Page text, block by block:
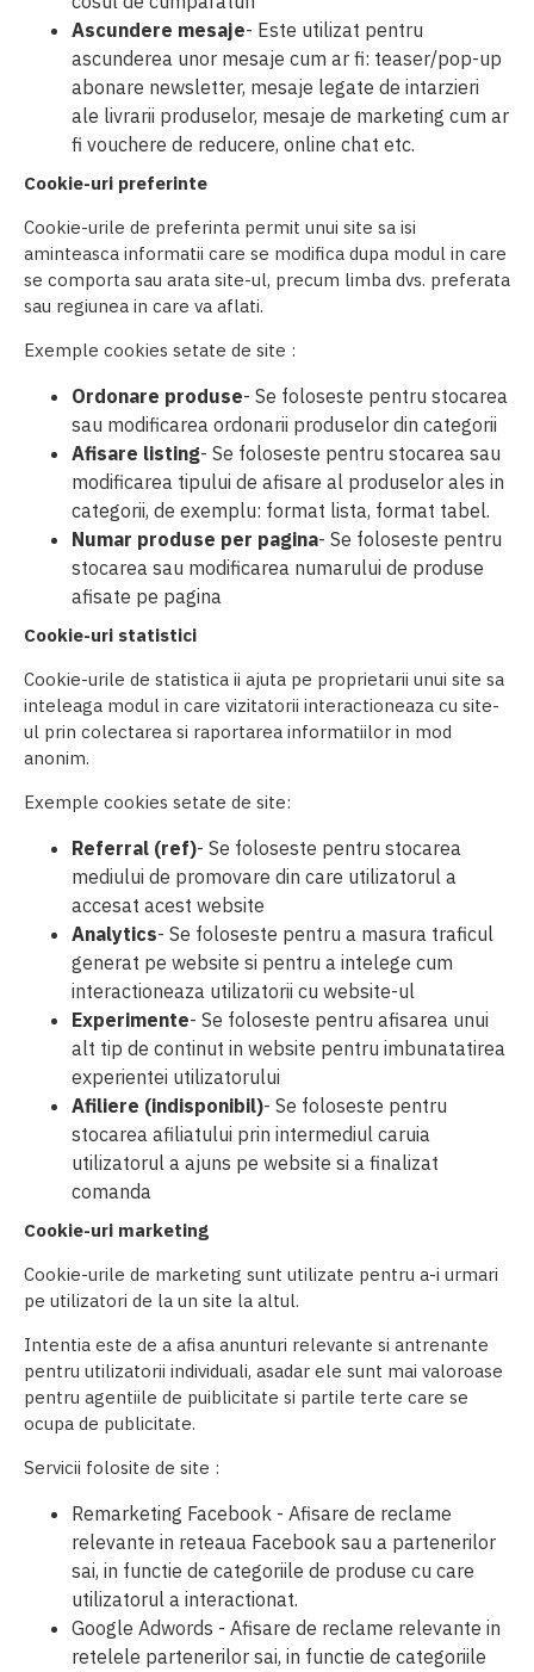
Ascundere mesaje- Este utilizat pentru
ascunderea unor mesaje cum ar fi: teaser/pop-up
abonare newsletter, mesaje legate de intarzieri
ale livrarii produselor, mesaje de marketing cum ar
fi vouchere de reducere, online chat etc.
Cookie-uri preferinte
Cookie-urile de preferinta permit unui site sa isi
aminteasca informatii care se modifica dupa modul in care
se comporta sau arata site-ul, precum limba dvs. preferata
sau regiunea in care va aflati.
Exemple cookies setate de site :
Ordonare produse- Se foloseste pentru stocarea
sau modificarea ordonarii produselor din categorii
Afisare listing- Se foloseste pentru stocarea sau
modificarea tipului de afisare al produselor ales in
categorii, de exemplu: format lista, format tabel.
Numar produse per pagina- Se foloseste pentru
stocarea sau modificarea numarului de produse
afisate pe pagina
Cookie-uri statistici
Cookie-urile de statistica ii ajuta pe proprietarii unui site sa
inteleaga modul in care vizitatorii interactioneaza cu site-
ul prin colectarea si raportarea informatiilor in mod
anonim.
Exemple cookies setate de site:
Referral (ref)- Se foloseste pentru stocarea
mediului de promovare din care utilizatorul a
accesat acest website
Analytics- Se foloseste pentru a masura traficul
generat pe website si pentru a intelege cum
interactioneaza utilizatorii cu website-ul
Experimente- Se foloseste pentru afisarea unui
alt tip de continut in website pentru imbunatatirea
experientei utilizatorului
Afiliere (indisponibil)- Se foloseste pentru
stocarea afiliatului prin intermediul caruia
utilizatorul a ajuns pe website si a finalizat
comanda
Cookie-uri marketing
Cookie-urile de marketing sunt utilizate pentru a-i urmari
pe utilizatori de la un site la altul.
Intentia este de a afisa anunturi relevante si antrenante
pentru utilizatorii individuali, asadar ele sunt mai valoroase
pentru agentiile de puiblicitate si partile terte care se
ocupa de publicitate.
Servicii folosite de site :
Remarketing Facebook - Afisare de reclame
relevante in reteaua Facebook sau a partenerilor
sai, in functie de categoriile de produse cu care
utilizatorul a interactionat.
Google Adwords - Afisare de reclame relevante in
retelele partenerilor sai, in functie de categoriile